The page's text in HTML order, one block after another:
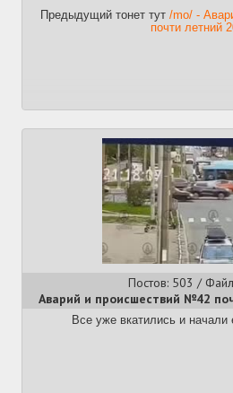
Предыдущий тонет тут /mo/ -
почти летний
Постов: 503 /
Аварий и происшествий №42
Все уже вкатились и начали